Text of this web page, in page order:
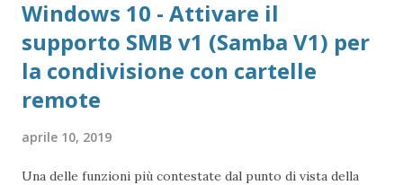
Windows 10 - Attivare il
supporto SMB v1 (Samba V1) per
la condivisione con cartelle
remote
aprile 10, 2019
Una delle funzioni più contestate dal punto di vista della